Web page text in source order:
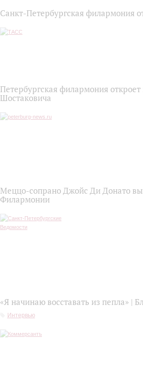
Санкт-Петербургская филармония
Петербургская филармония
Шостаковича
Меццо-сопрано Джойс Ди Донато
Филармонии
«Я начинаю восставать из пепла» |
Интервью